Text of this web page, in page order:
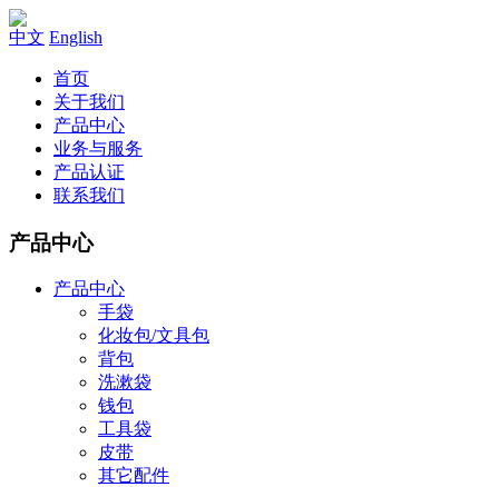
中文 English
首页
关于我们
产品中心
业务与服务
产品认证
联系我们
产品中心
产品中心
手袋
化妆包/文具包
背包
洗漱袋
钱包
工具袋
皮带
其它配件